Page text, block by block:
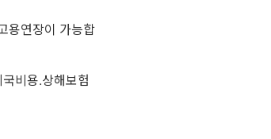
용연장이 가능합
비용․상해보험